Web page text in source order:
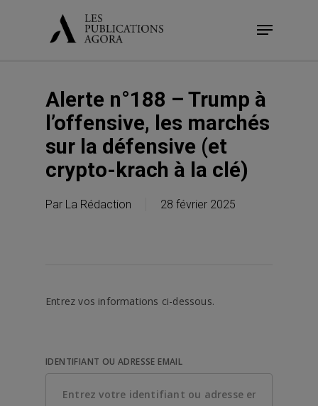
Menu
Alerte n°188 – Trump à
l’offensive, les marchés
sur la défensive (et
crypto-krach à la clé)
Par La Rédaction 28 février 2025
Entrez vos informations ci-dessous.
IDENTIFIANT OU ADRESSE EMAIL